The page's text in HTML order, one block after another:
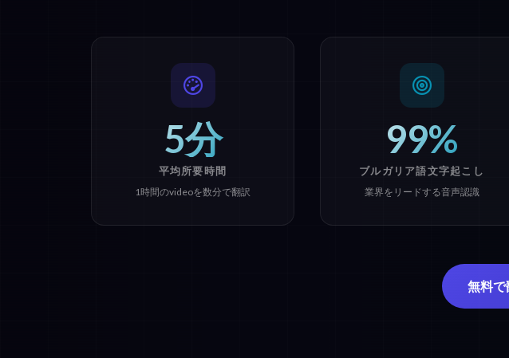
5分
平均所要時間
1時間のvideoを数分で翻訳
99%
ブルガリア語文字起こし
業界をリードする音声認識
無料で